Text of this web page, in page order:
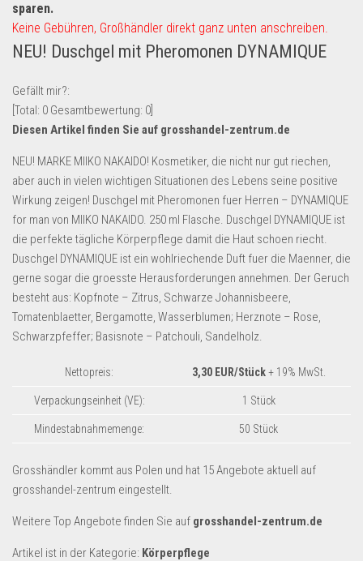
Handy und Smartphone
Kosmetik & Pflege
Multimedia & Elektro
Münzen
Spielzeug & Games
Schuhe & Accessoires
Sport & Freizeit
Uhren & Schmuck
Wohnen & Einrichten
Restposten-Angebote
Restposten für Privatpersonen
eBay Restposten kaufen
Sonderposten-Angebote
Saison & Eventprodkte
Dropshipping-Produkte
sparen.
Keine Gebühren, Großhändler direkt ganz unten anschreiben.
NEU! Duschgel mit Pheromonen DYNAMIQUE
Gefällt mir?:
[Total: 0 Gesamtbewertung: 0
Diesen Artikel finden Sie auf grosshandel-zentrum.de
NEU! MARKE MIIKO NAKAIDO! Kosmetiker, die nicht nur gut riechen,
aber auch in vielen wichtigen Situationen des Lebens seine positive
Wirkung zeigen! Duschgel mit Pheromonen fuer Herren – DYNAMIQUE
for man von MIIKO NAKAIDO. 250 ml Flasche. Duschgel DYNAMIQUE ist
die perfekte tägliche Körperpflege damit die Haut schoen riecht.
Duschgel DYNAMIQUE ist ein wohlriechende Duft fuer die Maenner, die
gerne sogar die groesste Herausforderungen annehmen. Der Geruch
besteht aus: Kopfnote – Zitrus, Schwarze Johannisbeere,
Tomatenblaetter, Bergamotte, Wasserblumen; Herznote – Rose,
Schwarzpfeffer; Basisnote – Patchouli, Sandelholz.
Nettopreis: 3,30 EUR/Stück+ 19% MwSt.
Verpackungseinheit (VE): 1 Stück
Mindestabnahmemenge: 50 Stück
Grosshändler kommt aus Polen und hat 15 Angebote aktuell auf
grosshandel-zentrum eingestellt.
Weitere Top Angebote finden Sie auf grosshandel-zentrum.de
Artikel ist in der Kategorie: Körperpflege